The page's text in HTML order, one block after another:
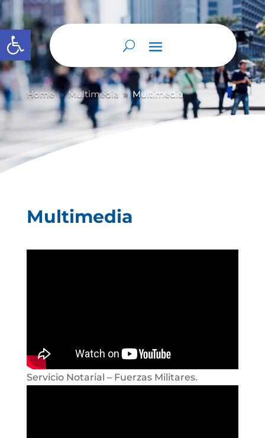
Abrir barra de herramientas
Home 9 Multimedia 9 Multimedia
Multimedia
Servicio Notarial – Fuerzas Militares.